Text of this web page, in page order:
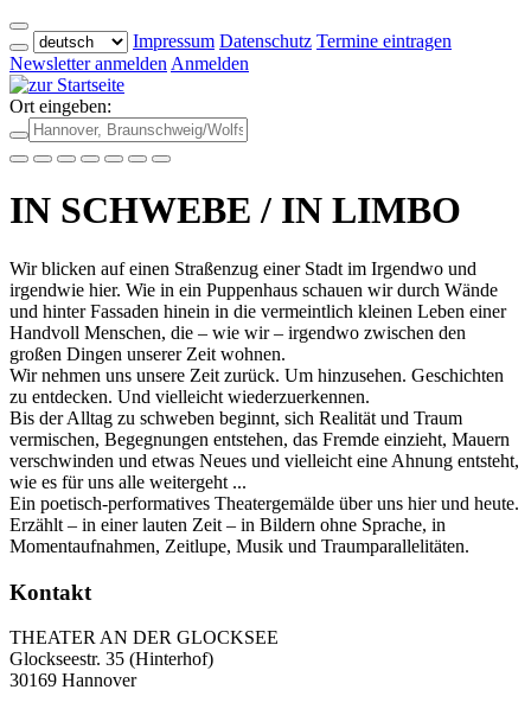
Impressum Datenschutz Termine eintragen
Newsletter anmelden Anmelden
Ort eingeben:
IN SCHWEBE / IN LIMBO
Wir blicken auf einen Straßenzug einer Stadt im Irgendwo und
irgendwie hier. Wie in ein Puppenhaus schauen wir durch Wände
und hinter Fassaden hinein in die vermeintlich kleinen Leben einer
Handvoll Menschen, die – wie wir – irgendwo zwischen den
großen Dingen unserer Zeit wohnen.
Wir nehmen uns unsere Zeit zurück. Um hinzusehen. Geschichten
zu entdecken. Und vielleicht wiederzuerkennen.
Bis der Alltag zu schweben beginnt, sich Realität und Traum
vermischen, Begegnungen entstehen, das Fremde einzieht, Mauern
verschwinden und etwas Neues und vielleicht eine Ahnung entsteht,
wie es für uns alle weitergeht ...
Ein poetisch-performatives Theatergemälde über uns hier und heute.
Erzählt – in einer lauten Zeit – in Bildern ohne Sprache, in
Momentaufnahmen, Zeitlupe, Musik und Traumparallelitäten.
Kontakt
THEATER AN DER GLOCKSEE
Glockseestr. 35 (Hinterhof)
30169 Hannover